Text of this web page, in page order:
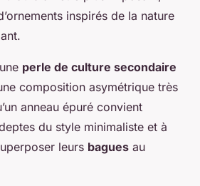
inspirés de la nature
perle de culture secondaire
composition asymétrique très
anneau épuré convient
du style minimaliste et à
leurs bagues au